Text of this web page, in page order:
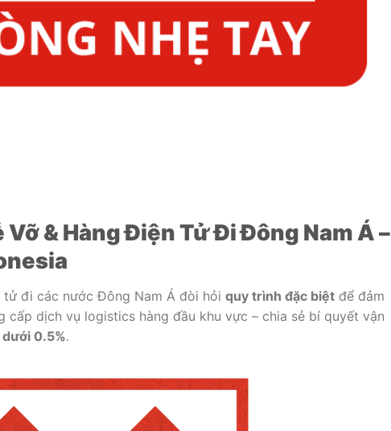
& Hàng Điện Tử Đi Đông Nam Á –
tử đi các nước Đông Nam Á đòi hỏi quy trình đặc biệt để đảm
cấp dịch vụ logistics hàng đầu khu vực – chia sẻ bí quyết vận
0.5%.